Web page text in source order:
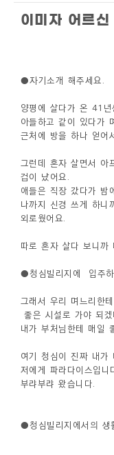
이미자 어르신
●자기소개 해주세요.
양평에 살다가 온 41년
아들하고 같이 있다가
근처에 방을 하나 얻어
그런데 혼자 살면서 아
겁이 났어요.
애들은 직장 갔다가 밤
나까지 신경 쓰게 하니
외로웠어요.
따로 혼자 살다 보니까
●청심빌리지에
입주
그래서 우리 며느리한
좋은 시설로 가야 되
내가 부처님한테 매일
여기 청심이 진짜 내가
저에게 파라다이스입
부랴부랴 왔습니다.
●청심빌리지에서의 생